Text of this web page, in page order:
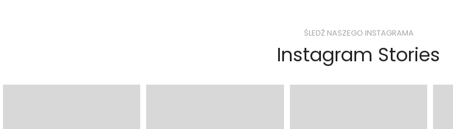
ŚLEDŹ NASZEGO INSTAGRAMA
Instagram Stories